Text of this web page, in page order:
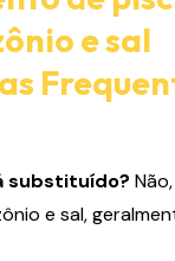
substituído?
e sal,